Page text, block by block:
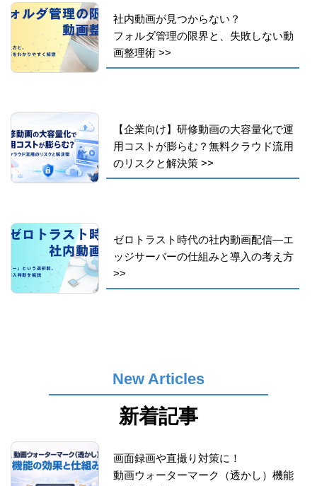
社内動画が見つからない？
フォルダ管理の限界と、失敗しない動
画整理術>>
【企業向け】研修動画の大容量化で運
用コストが膨らむ？無料クラウド流用
のリスクと解決策>>
ゼロトラスト時代の社内動画配信―エ
ッジサーバーの仕組みと導入の考え方
>>
New Articles
新着記事
画面録画や直撮り対策に！
動画ウォーターマーク（透かし）機能